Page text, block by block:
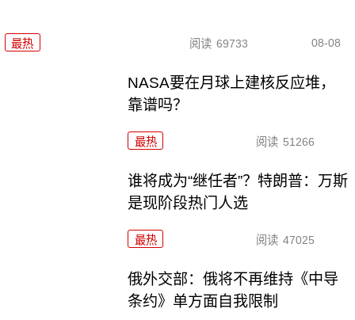
最热 阅读 69733 08-08
NASA要在月球上建核反应堆，
靠谱吗？
最热 阅读 51266
谁将成为“继任者”？特朗普：万斯
是现阶段热门人选
最热 阅读 47025
俄外交部：俄将不再维持《中导
条约》单方面自我限制